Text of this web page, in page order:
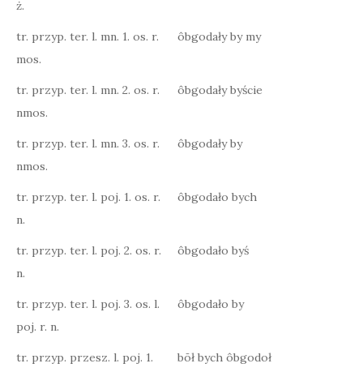
ż.
tr. przyp. ter. l. mn. 1. os. r.
mos.
ôbgodały by my
tr. przyp. ter. l. mn. 2. os. r.
nmos.
ôbgodały byście
tr. przyp. ter. l. mn. 3. os. r.
nmos.
ôbgodały by
tr. przyp. ter. l. poj. 1. os. r.
n.
ôbgodało bych
tr. przyp. ter. l. poj. 2. os. r.
n.
ôbgodało byś
tr. przyp. ter. l. poj. 3. os. l.
poj. r. n.
ôbgodało by
tr. przyp. przesz. l. poj. 1.
bōł bych ôbgodoł